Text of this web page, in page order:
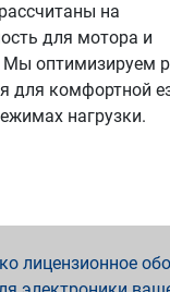
на
для мотора и
Мы оптимизируем
для комфортной
нагрузки.